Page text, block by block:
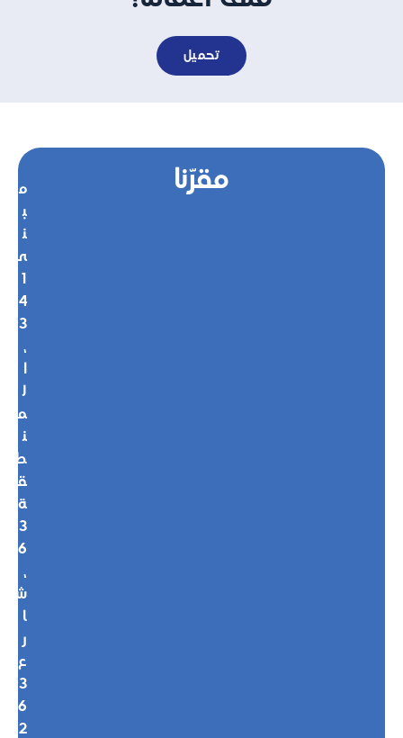
تحميل
مقرّنا
م
ب
ن
ى
4
3
،
ل
م
ن
ط
ق
ة
3
6
،
ش
ا
ر
ع
3
6
2